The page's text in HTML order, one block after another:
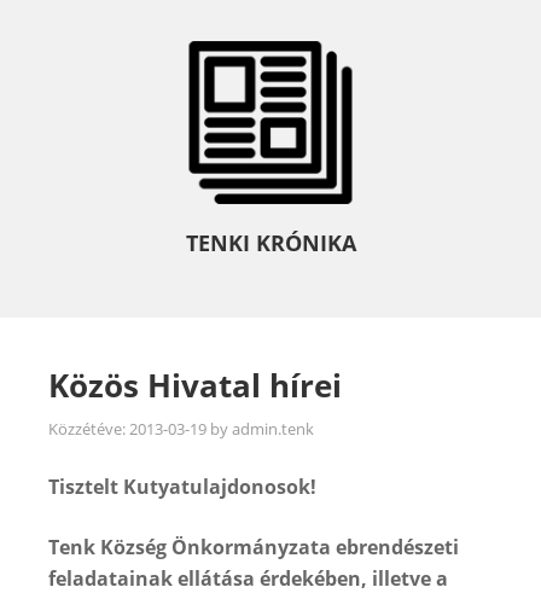
TENKI KRÓNIKA
Közös Hivatal hírei
Közzétéve:2013-03-19 byadmin.tenk
Tisztelt Kutyatulajdonosok!
Tenk Község Önkormányzata ebrendészeti
feladatainak ellátása érdekében, illetve a